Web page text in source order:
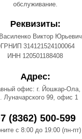
обслуживание.
Реквизиты:
Виктор Юрьевич
314121524100064
ИНН 120501188408
Адрес:
офис: г. Йошкар-Ола,
Луначарского 99, офис 1
(8362) 500-599
с 8:00 до 19:00 (пн-пт)